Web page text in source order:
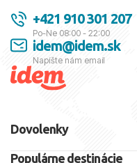
+421 910 301 207
Po-Ne 08:00 - 22:00
idem@idem.sk
Napíšte nám email
Dovolenky
Populárne destinácie